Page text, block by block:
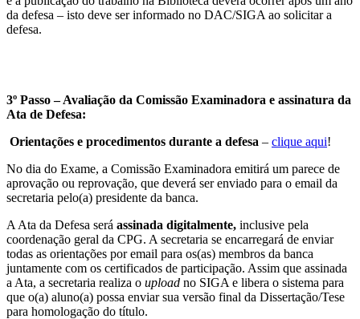
da defesa – isto deve ser informado no DAC/SIGA ao solicitar a
defesa.
3º Passo – Avaliação da Comissão Examinadora e assinatura da
Ata de Defesa:
Orientações e procedimentos durante a defesa – clique aqui!
No dia do Exame, a Comissão Examinadora emitirá um parece de
aprovação ou reprovação, que deverá ser enviado para o email da
secretaria pelo(a) presidente da banca.
A Ata da Defesa será assinada digitalmente, inclusive pela
coordenação geral da CPG. A secretaria se encarregará de enviar
todas as orientações por email para os(as) membros da banca
juntamente com os certificados de participação. Assim que assinada
a Ata, a secretaria realiza o upload no SIGA e libera o sistema para
que o(a) aluno(a) possa enviar sua versão final da Dissertação/Tese
para homologação do título.